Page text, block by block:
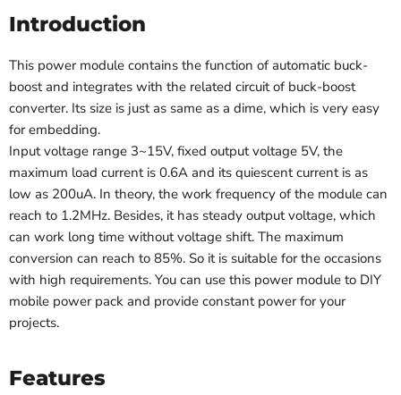
Introduction
This power module contains the function of automatic buck-
boost and integrates with the related circuit of buck-boost
converter. Its size is just as same as a dime, which is very easy
for embedding.
Input voltage range 3~15V, fixed output voltage 5V, the
maximum load current is 0.6A and its quiescent current is as
low as 200uA. In theory, the work frequency of the module can
reach to 1.2MHz. Besides, it has steady output voltage, which
can work long time without voltage shift. The maximum
conversion can reach to 85%. So it is suitable for the occasions
with high requirements. You can use this power module to DIY
mobile power pack and provide constant power for your
projects.
Features